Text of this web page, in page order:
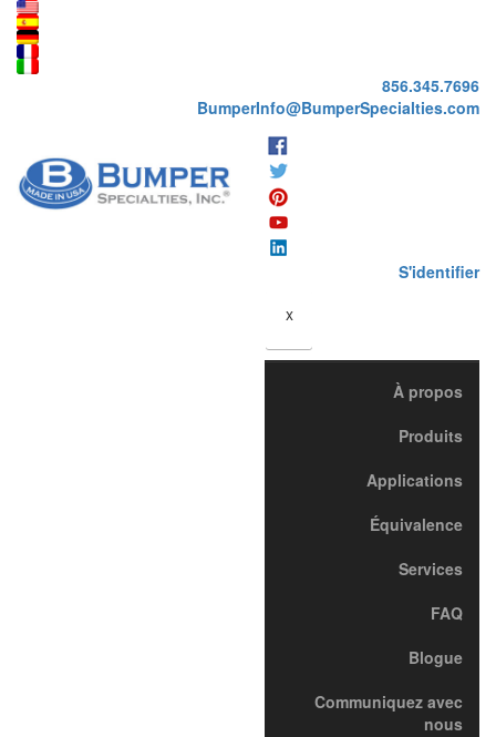
856.345.7696
BumperInfo@BumperSpecialties.com
S'identifier
x
À propos
Produits
Applications
Équivalence
Services
FAQ
Blogue
Communiquez avec
nous